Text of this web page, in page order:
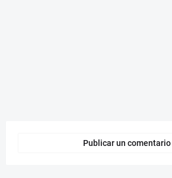
Publicar un comentario